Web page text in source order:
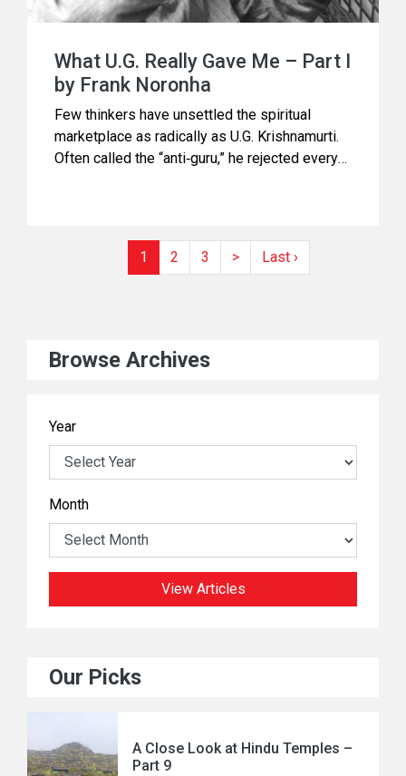
What U.G. Really Gave Me – Part I
by Frank Noronha
Few thinkers have unsettled the spiritual
marketplace as radically as U.G. Krishnamurti.
Often called the “anti‑guru,” he rejected every
a trail of minds forced to look inward without
illusion. In his essay,
1 2 3 > Last ›
Browse Archives
Year
Month
View Articles
Our Picks
A Close Look at Hindu Temples –
Part 9